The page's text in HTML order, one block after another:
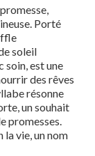
Porté
soleil
soin, est une
des rêves
résonne
un souhait
promesses.
la vie, un nom